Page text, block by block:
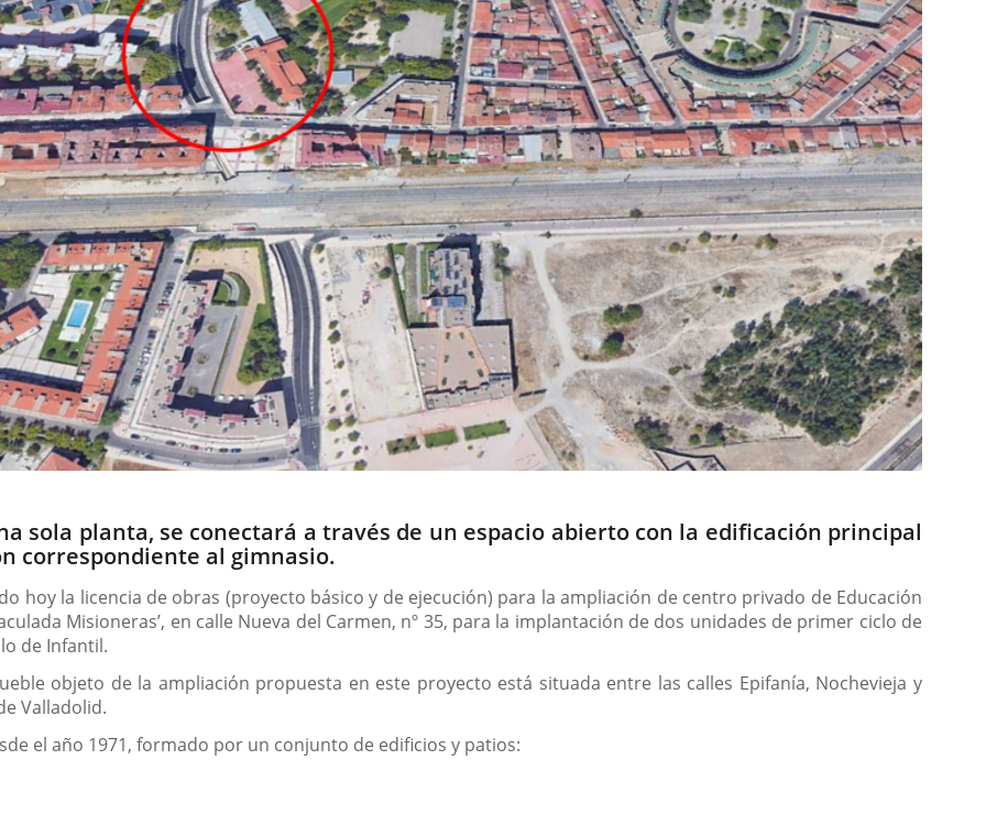
sola planta, se conectará a través de un espacio abierto con la edificación principal
correspondiente al gimnasio.
hoy la licencia de obras (proyecto básico y de ejecución) para la ampliación de centro privado de Educación
Misioneras’, en calle Nueva del Carmen, nº 35, para la implantación de dos unidades de primer ciclo de
de Infantil.
objeto de la ampliación propuesta en este proyecto está situada entre las calles Epifanía, Nochevieja y
Valladolid.
el año 1971, formado por un conjunto de edificios y patios: